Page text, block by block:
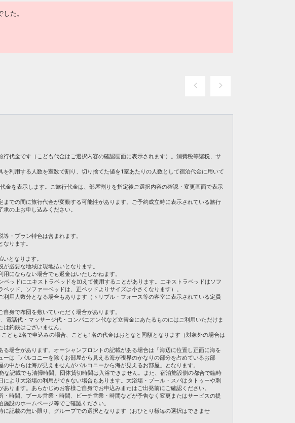
た。
行代金です（こども代金はご選択内容の確認画面に表示されます）。消費税等諸税、サ
利用する人数を室数で割り、切り捨てた値を1室あたりの人数として宿泊代金に用いて
金を表示します。ご旅行代金は、部屋割りを指定後ご選択内容の確認・変更画面で表示
までの間に旅行代金が変動する可能性があります。ご予約成立時に表示されている旅行
の上お申し込みください。
・プラン特色は含まれます。
ります。
となります。
必要な地域は現地払いとなります。
にならない場合でも返金はいたしかねます。
ベッドにエキストラベッドを加えて使用することがあります。エキストラベッドはソフ
ッド、ソファーベッドは、正ベッドよりサイズは小さくなります）。
利用人数分となる場合もあります（トリプル・フォース等の客室に表示されている定員
身で布団を敷いていただく場合があります。
電話代・マッサージ代・コンパニオン代など立替金にあたるものにはご利用いただけま
釣銭はございません。
ども2名で申込みの場合、こども1名の代金はおとなと同額となります（対象外の場合は
る場合があります。オーシャンフロントの記載がある場合は「海辺に位置し正面に海を
ーは「バルコニーを除くお部屋から見える海が視界のかなりの部分を占めているお部
中からは海が見えませんがバルコニーから海が見えるお部屋」となります。
な記載でも清掃時間、団体貸切時間は入浴できません。また、宿泊施設側の都合で臨時
より大浴場の利用ができない場合もあります。大浴場・プール・スパはタトゥーや刺
ります。あらかじめお客様ご自身でお申込みまたはご出発前にご確認ください。
・時間、プール営業・時間、ビーチ営業・時間などが予告なく変更またはサービスの提
設のホームページ等でご確認ください。
に記載の無い限り、グループでの選択となります（おひとり様毎の選択はできませ